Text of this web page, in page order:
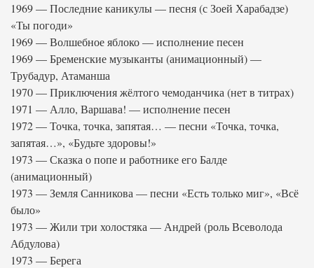
1969 — Последние каникулы — песня (с Зоей Харабадзе)
«Ты погоди»
1969 — Волшебное яблоко — исполнение песен
1969 — Бременские музыканты (анимационный) —
Трубадур, Атаманша
1970 — Приключения жёлтого чемоданчика (нет в титрах)
1971 — Алло, Варшава! — исполнение песен
1972 — Точка, точка, запятая… — песни «Точка, точка,
запятая…», «Будьте здоровы!»
1973 — Сказка о попе и работнике его Балде
(анимационный)
1973 — Земля Санникова — песни «Есть только миг», «Всё
было»
1973 — Жили три холостяка — Андрей (роль Всеволода
Абдулова)
1973 — Берега